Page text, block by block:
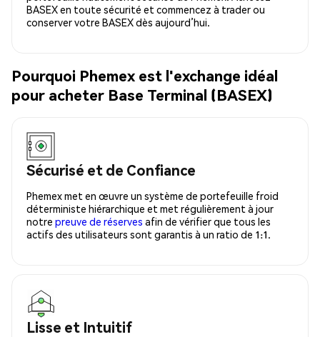
BASEX en toute sécurité et commencez à trader ou
conserver votre BASEX dès aujourd’hui.
Pourquoi Phemex est l'exchange idéal
pour acheter Base Terminal (BASEX)
Sécurisé et de Confiance
Phemex met en œuvre un système de portefeuille froid
déterministe hiérarchique et met régulièrement à jour
notre preuve de réserves afin de vérifier que tous les
actifs des utilisateurs sont garantis à un ratio de 1:1.
Lisse et Intuitif